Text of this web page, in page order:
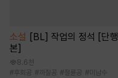
소설 [BL] 작업의 정석 [단행
본]
8.6천
#후회공 #까칠공 #절륜공 #미남수